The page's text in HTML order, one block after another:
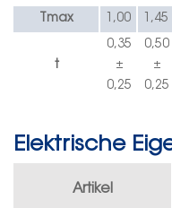
Tmax 1,00 1,45
t
0,35
±
0,25
0,50
±
0,25
Elektrische
Artikel